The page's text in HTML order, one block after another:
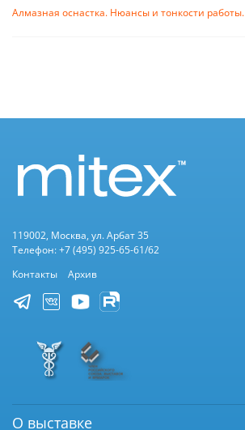
Алмазная оснастка. Нюансы и тонкости работы.
119002, Москва, ул. Арбат 35
Телефон: +7 (495) 925-65-61/62
Контакты
Архив
О выставке